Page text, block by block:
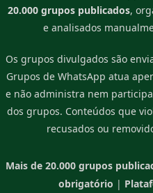
20.000 grupos publicados,
e analisados
Os grupos divulgados são
Grupos de WhatsApp atua
e não administra nem
dos grupos. Conteúdos que
recusados ou
Mais de 20.000 grupos
obrigatório |